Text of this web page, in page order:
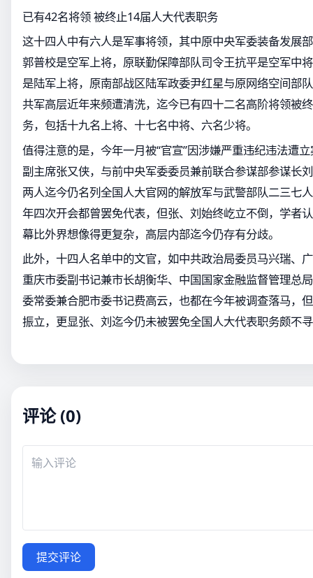
已有42名将领 被终止14届人大代表职务
这十四人中有六人是军事将领，其中原中央军委装备发展
郭普校是空军上将，原联勤保障部队司令王抗平是空军中
是陆军上将，原南部战区陆军政委尹红星与原网络空间部
共军高层近年来频遭清洗，迄今已有四十二名高阶将领被
务，包括十九名上将、十七名中将、六名少将。
值得注意的是，今年一月被“官宣”因涉嫌严重违纪违法遭
副主席张又侠，与前中央军委委员兼前联合参谋部参谋长
两人迄今仍名列全国人大官网的解放军与武警部队二三七
年四次开会都曾罢免代表，但张、刘始终屹立不倒，学者
幕比外界想像得更复杂，高层内部迄今仍存有分歧。
此外，十四人名单中的文官，如中共政治局委员马兴瑞、
重庆市委副书记兼市长胡衡华、中国国家金融监督管理总
委常委兼合肥市委书记费高云，也都在今年被调查落马，
振立，更显张、刘迄今仍未被罢免全国人大代表职务颇不
评论 (0)
提交评论